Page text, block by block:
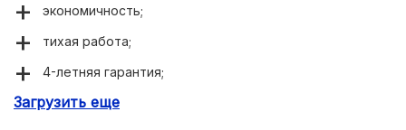
экономичность;
тихая работа;
4-летняя гарантия;
качественная сборка.
Загрузить еще